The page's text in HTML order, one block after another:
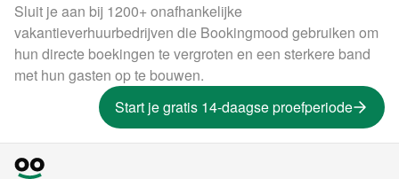
Sluit je aan bij 1200+ onafhankelijke
vakantieverhuurbedrijven die Bookingmood gebruiken om
hun directe boekingen te vergroten en een sterkere band
met hun gasten op te bouwen.
Start je gratis 14-daagse proefperiode